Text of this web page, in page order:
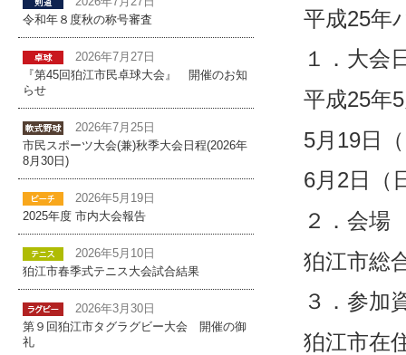
平成25年
１．大会
平成25年
5月19日
6月2日（
２．会場
狛江市総
３．参加
狛江市在
令和年８度秋の称号審査
2026年7月27日
『第45回狛江市民卓球大会』 開催のお知
らせ
2026年7月25日
市民スポーツ大会(兼)秋季大会日程(2026年
8月30日)
2026年5月19日
2025年度 市内大会報告
2026年5月10日
狛江市春季式テニス大会試合結果
2026年3月30日
第９回狛江市タグラグビー大会 開催の御
礼